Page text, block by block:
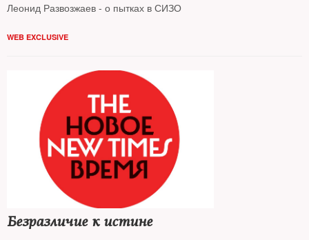
Леонид Развозжаев - о пытках в СИЗО
WEB EXCLUSIVE
Безразличие к истине